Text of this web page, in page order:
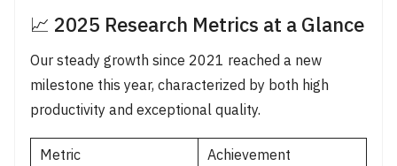
Search
for:
Search
📈 2025 Research Metrics at a Glance
Our steady growth since 2021 reached a new
milestone this year, characterized by both high
productivity and exceptional quality.
Metric
Achievement